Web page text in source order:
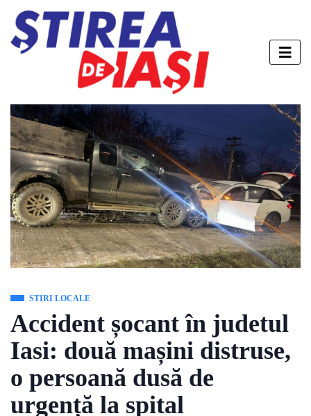
STIRI LOCALE
Accident șocant în judetul
Iasi: două mașini distruse,
o persoană dusă de
urgență la spital